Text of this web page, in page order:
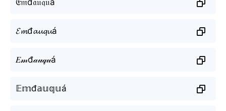
𝓔𝓶đ𝓪𝓾𝓺𝓾á
𝐸𝓂đ𝒶𝓊𝓆𝓊á
𝔼𝕞đ𝕒𝕦𝕢𝕦á